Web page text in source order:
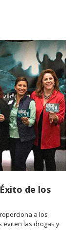
de los
a los
eviten las drogas y